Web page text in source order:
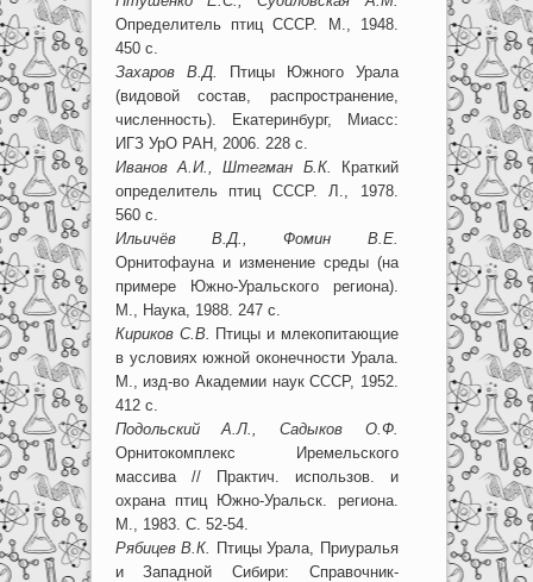
Определитель птиц СССР. М., 1948.
450 с.
Захаров В.Д.
Птицы Южного Урала
(видовой состав, распространение,
численность). Екатеринбург, Миасс:
ИГЗ УрО РАН, 2006. 228 с.
Иванов А.И., Штегман Б.К.
Краткий
определитель птиц СССР. Л., 1978.
560 с.
Ильичёв В.Д., Фомин В.Е.
Орнитофауна и изменение среды (на
примере Южно-Уральского региона).
М., Наука, 1988. 247 с.
Кириков С.В. Птицы и млекопитающие
в условиях южной оконечности Урала.
М., изд-во Академии наук СССР, 1952.
412 с.
Подольский А.Л., Садыков О.Ф.
Орнитокомплекс Иремельского
массива // Практич. использов. и
охрана птиц Южно-Уральск. региона.
М., 1983. С. 52-54.
Рябицев В.К.
Птицы Урала, Приуралья
и Западной Сибири: Справочник-